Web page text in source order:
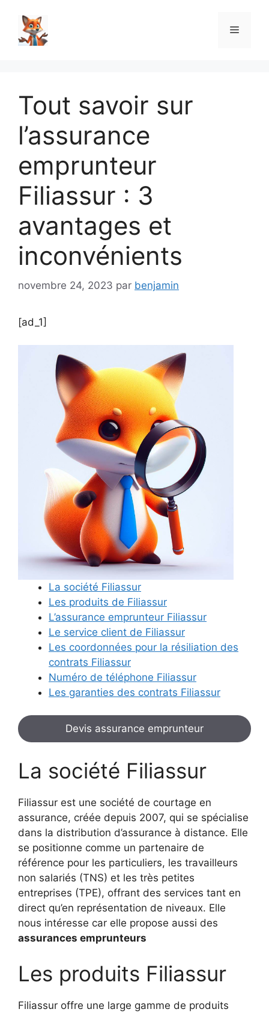
contenu
Menu
Tout savoir sur
l’assurance
emprunteur
Filiassur : 3
avantages et
inconvénients
novembre 24, 2023 par benjamin
[ad_1]
La société Filiassur
Les produits de Filiassur
L’assurance emprunteur Filiassur
Le service client de Filiassur
Les coordonnées pour la résiliation des
contrats Filiassur
Numéro de téléphone Filiassur
Les garanties des contrats Filiassur
Devis assurance emprunteur
La société Filiassur
Filiassur est une société de courtage en
assurance, créée depuis 2007, qui se spécialise
dans la distribution d’assurance à distance. Elle
se positionne comme un partenaire de
référence pour les particuliers, les travailleurs
non salariés (TNS) et les très petites
entreprises (TPE), offrant des services tant en
direct qu’en représentation de niveaux. Elle
nous intéresse car elle propose aussi des
assurances emprunteurs
Les produits Filiassur
Filiassur offre une large gamme de produits